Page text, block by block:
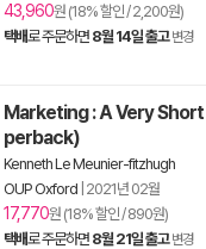
43,960원 (18% 할인 / 2,200원)
택배로 주문하면 8월 14일 출고 변경
Marketing : A Very
perback)
Kenneth Le Meunier-fitzhugh
OUP Oxford 2021년 02월
17,770원 (18% 할인 / 890원)
택배로 주문하면 8월 21일 출고 변경